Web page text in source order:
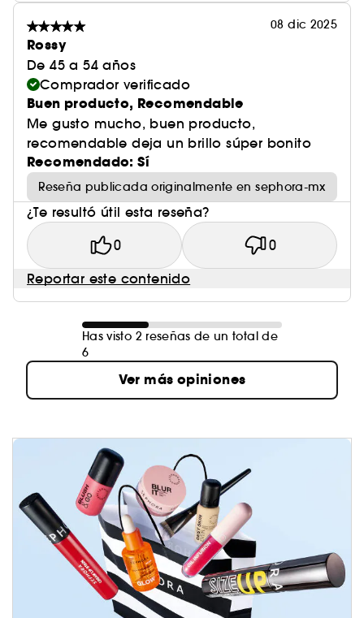
08 dic 2025
Rossy
De 45 a 54 años
Comprador verificado
Buen producto, Recomendable
Me gusto mucho, buen producto,
recomendable deja un brillo súper bonito
Recomendado: Sí
Reseña publicada originalmente en sephora-mx
¿Te resultó útil esta reseña?
0 0
Reportar este contenido
Has visto 2 reseñas de un total de
6
Ver más opiniones